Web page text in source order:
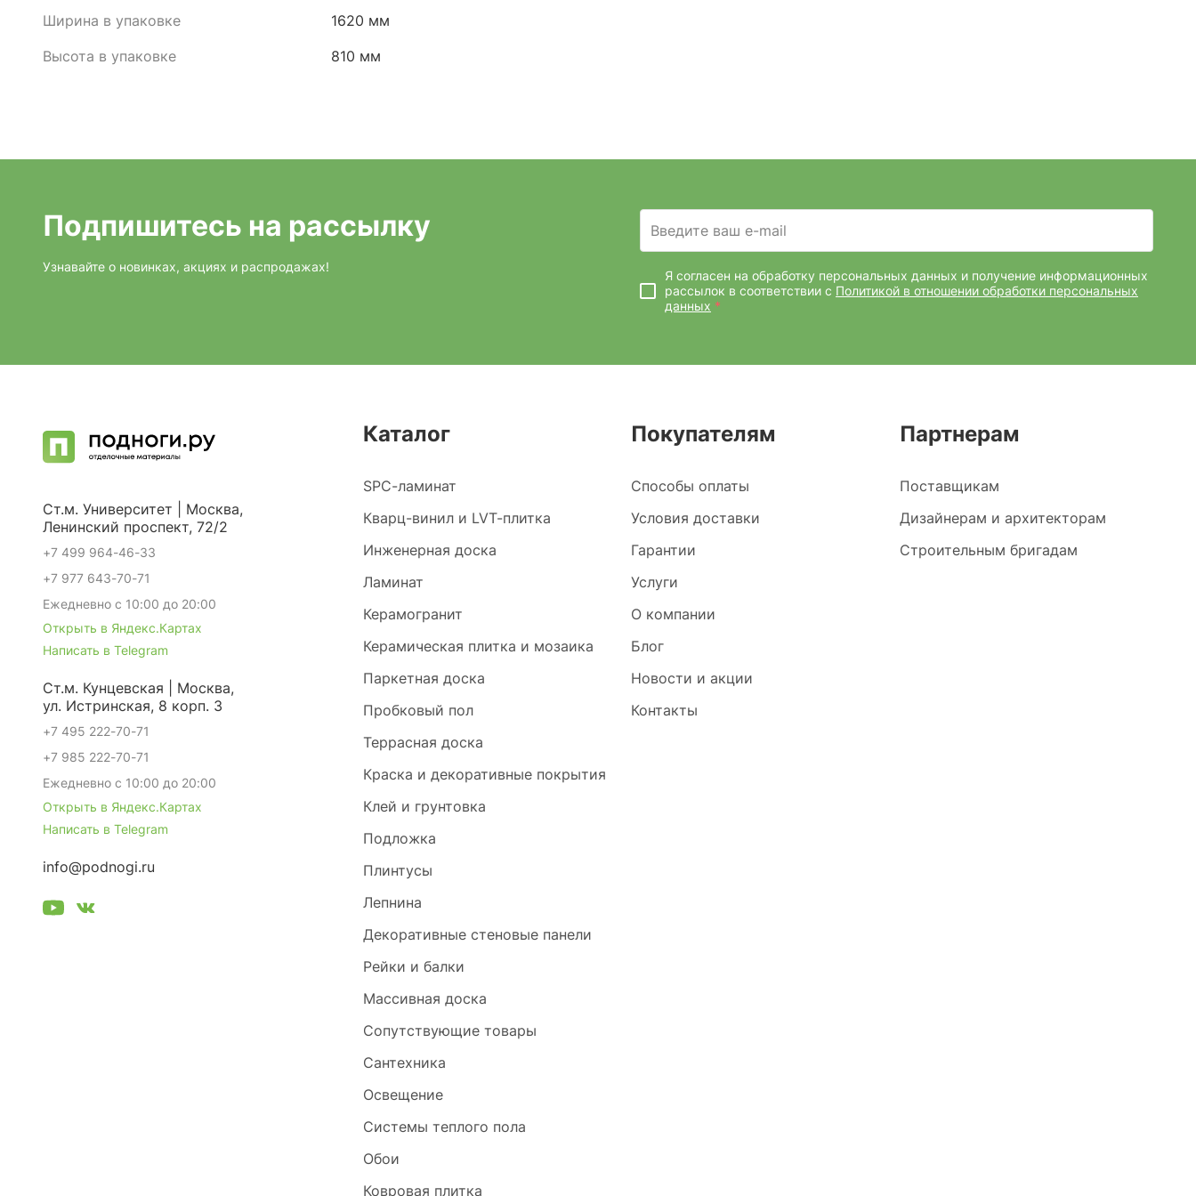
Ширина в упаковке
1620 мм
Высота в упаковке
810 мм
Подпишитесь на рассылку
Узнавайте о новинках, акциях и распродажах!
Введите ваш e-mail
Я согласен на обработку персональных данных и получение информационных
рассылок в соответствии с Политикой в отношении обработки персональных
данных *
Каталог
SPC-ламинат
Кварц-винил и LVT-плитка
Инженерная доска
Ламинат
Керамогранит
Керамическая плитка и мозаика
Паркетная доска
Пробковый пол
Террасная доска
Краска и декоративные покрытия
Клей и грунтовка
Подложка
Плинтусы
Лепнина
Декоративные стеновые панели
Рейки и балки
Массивная доска
Сопутствующие товары
Сантехника
Освещение
Системы теплого пола
Обои
Ковровая плитка
Покупателям
Способы оплаты
Условия доставки
Гарантии
Услуги
О компании
Блог
Новости и акции
Контакты
Партнерам
Поставщикам
Дизайнерам и архитекторам
Строительным бригадам
Ст.м. Университет | Москва,
Ленинский проспект, 72/2
+7 499 964-46-33
+7 977 643-70-71
Ежедневно с 10:00 до 20:00
Открыть в Яндекс.Картах
Написать в Telegram
Ст.м. Кунцевская | Москва,
ул. Истринская, 8 корп. 3
+7 495 222-70-71
+7 985 222-70-71
Ежедневно с 10:00 до 20:00
Открыть в Яндекс.Картах
Написать в Telegram
info@podnogi.ru